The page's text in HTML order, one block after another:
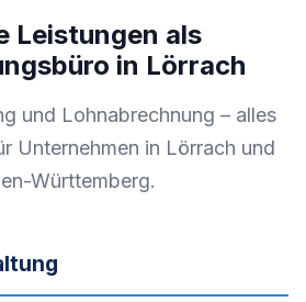
Leistungen als
in Lörrach
und Lohnabrechnung – alles
Unternehmen in Lörrach und
Württemberg.